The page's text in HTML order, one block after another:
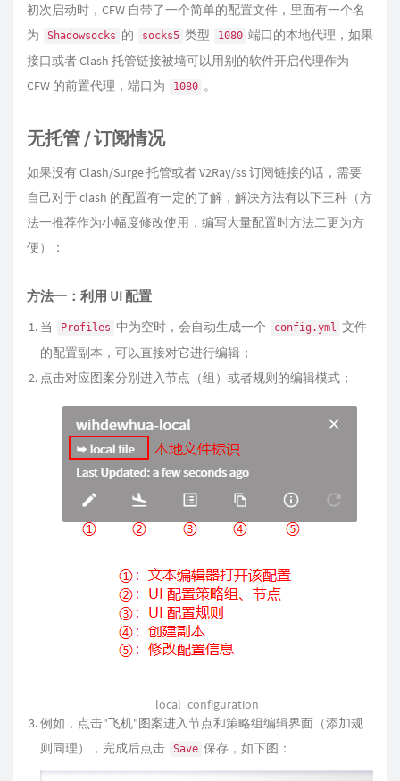
初次启动时，CFW 自带了一个简单的配置文件，里面有一个名
为
Shadowsocks 的 socks5 类型 1080 端口的本地代理，如果
接口或者 Clash 托管链接被墙可以用别的软件开启代理作为
CFW 的前置代理，端口为
1080 。
无托管 / 订阅情况
如果没有 Clash/Surge 托管或者 V2Ray/ss 订阅链接的话，需要
自己对于 clash 的配置有一定的了解，解决方法有以下三种（方
法一推荐作为小幅度修改使用，编写大量配置时方法二更为方
便）：
方法一：利用 UI 配置
当 Profiles 中为空时，会自动生成一个 config.yml 文件
的配置副本，可以直接对它进行编辑；
点击对应图案分别进入节点（组）或者规则的编辑模式；
local_configuration
例如，点击"飞机"图案进入节点和策略组编辑界面（添加规
则同理），完成后点击
Save 保存，如下图：